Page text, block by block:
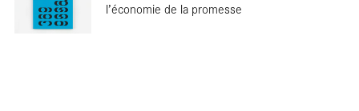
l’économie de la promesse